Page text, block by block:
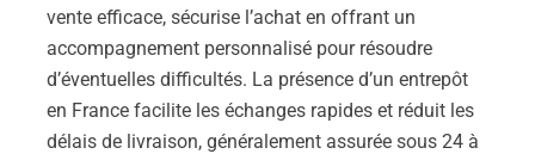
vente efficace, sécurise l’achat en offrant un
accompagnement personnalisé pour résoudre
d’éventuelles difficultés. La présence d’un entrepôt
en France facilite les échanges rapides et réduit les
délais de livraison, généralement assurée sous 24 à